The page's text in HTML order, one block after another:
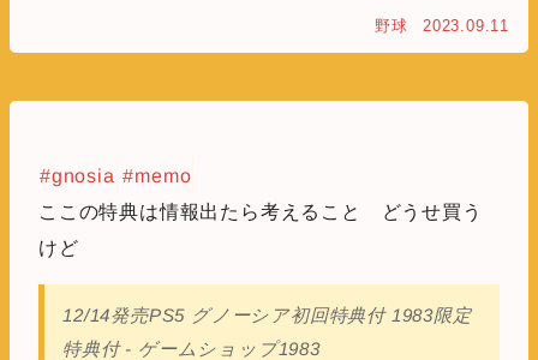
野球 2023.09.11
#gnosia #memo
ここの特典は情報出たら考えること どうせ買う
けど
12/14発売PS5 グノーシア初回特典付 1983限定
特典付 - ゲームショップ1983